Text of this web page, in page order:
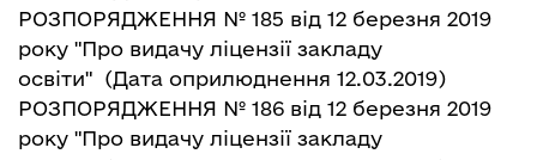
РОЗПОРЯДЖЕННЯ № 185 від 12 березня 2019
року "Про видачу ліцензії закладу
освіти" (Дата оприлюднення 12.03.2019)
РОЗПОРЯДЖЕННЯ № 186 від 12 березня 2019
року "Про видачу ліцензії закладу